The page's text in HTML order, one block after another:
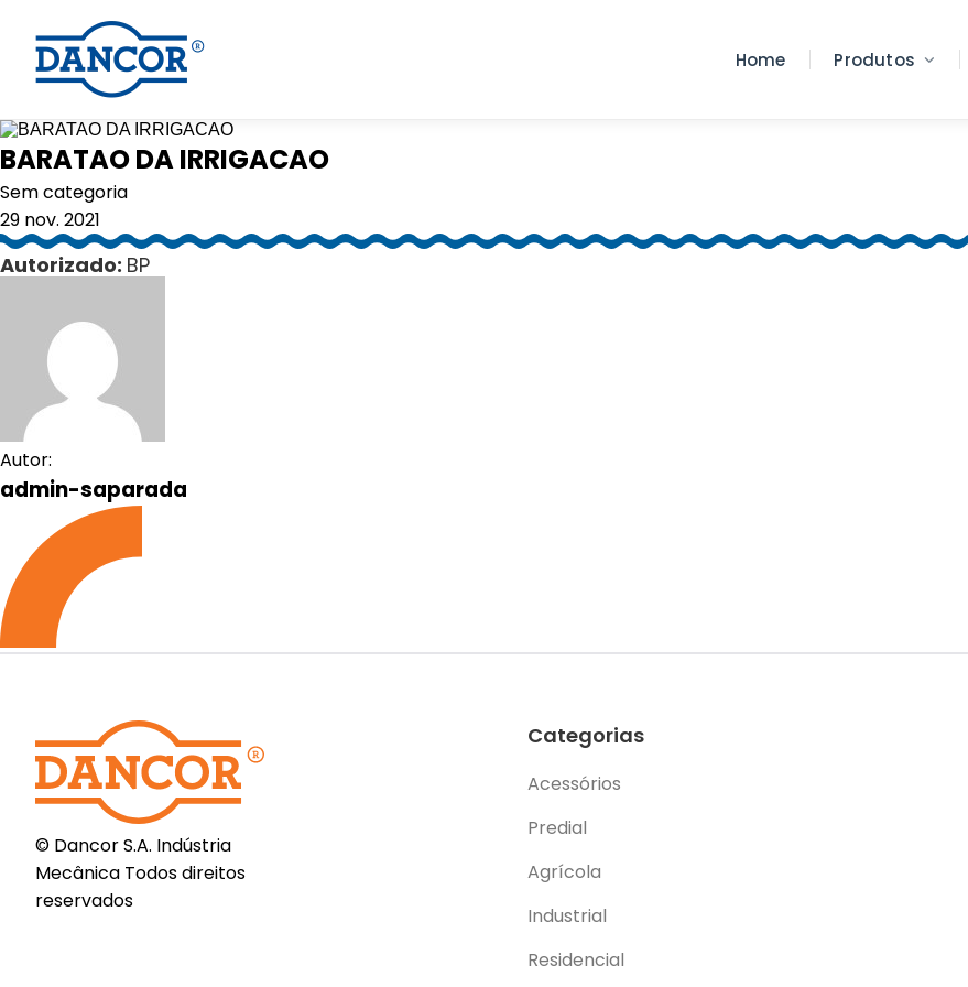
Home Produtos
BARATAO DA IRRIGACAO
Sem categoria
29 nov. 2021
Autorizado: BP
Autor:
admin-saparada
© Dancor S.A. Indústria
Mecânica Todos direitos
reservados
Categorias
Acessórios
Predial
Agrícola
Industrial
Residencial